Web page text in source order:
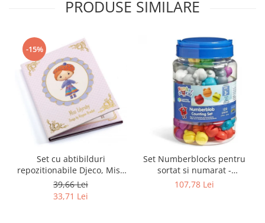
PRODUSE SIMILARE
-15%
Set cu abtibilduri
repozitionabile Djeco, Miss
Lilyruby
39,66 Lei
33,71 Lei
Set Numberblocks pentru
sortat si numarat -
Numberblob
107,78 Lei